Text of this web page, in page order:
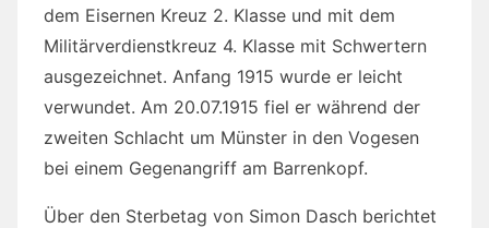
dem Eisernen Kreuz 2. Klasse und mit dem
Militärverdienstkreuz 4. Klasse mit Schwertern
ausgezeichnet. Anfang 1915 wurde er leicht
verwundet. Am 20.07.1915 fiel er während der
zweiten Schlacht um Münster in den Vogesen
bei einem Gegenangriff am Barrenkopf.
Über den Sterbetag von Simon Dasch berichtet